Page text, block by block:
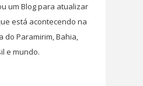
um Blog para atualizar
está acontecendo na
do Paramirim, Bahia,
e mundo.